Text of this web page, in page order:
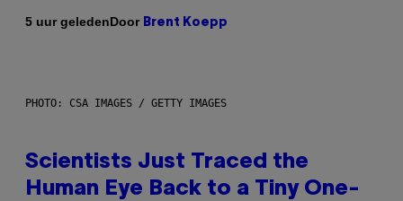
5 uur geledenDoor Brent Koepp
PHOTO: CSA IMAGES / GETTY IMAGES
Scientists Just Traced the
Human Eye Back to a Tiny One-